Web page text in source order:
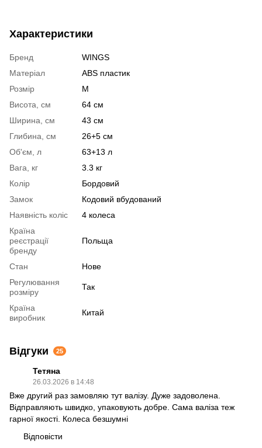
Характеристики
Бренд
WINGS
Матеріал
ABS пластик
Розмір
M
Висота, см
64 см
Ширина, см
43 см
Глибина, см
26+5 см
Об'єм, л
63+13 л
Вага, кг
3.3 кг
Колір
Бордовий
Замок
Кодовий вбудований
Наявність коліс
4 колеса
Країна
реєстрації
бренду
Польща
Стан
Нове
Регулювання
розміру
Так
Країна
виробник
Китай
Відгуки 25
Тетяна
26.03.2026 в 14:48
Вже другий раз замовляю тут валізу. Дуже задоволена.
Відправляють швидко, упаковують добре. Сама валіза теж
гарної якості. Колеса безшумні
Відповісти